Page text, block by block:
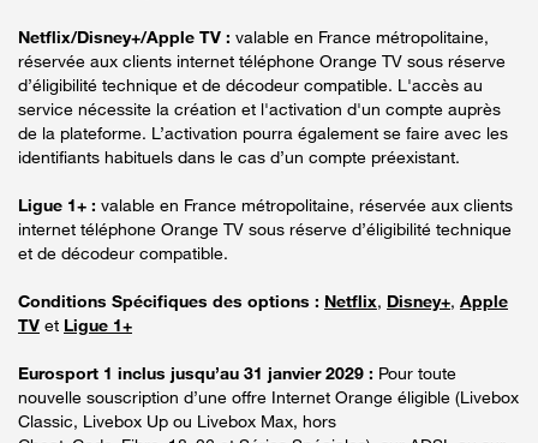
Netflix/Disney+/Apple TV : valable en France métropolitaine,
réservée aux clients internet téléphone Orange TV sous réserve
d’éligibilité technique et de décodeur compatible. L'accès au
service nécessite la création et l'activation d'un compte auprès
de la plateforme. L’activation pourra également se faire avec les
identifiants habituels dans le cas d’un compte préexistant.
Ligue 1+ : valable en France métropolitaine, réservée aux clients
internet téléphone Orange TV sous réserve d’éligibilité technique
et de décodeur compatible.
Conditions Spécifiques des options : Netflix, Disney+, Apple
TV et Ligue 1+
Eurosport 1 inclus jusqu’au 31 janvier 2029 : Pour toute
nouvelle souscription d’une offre Internet Orange éligible (Livebox
Classic, Livebox Up ou Livebox Max, hors